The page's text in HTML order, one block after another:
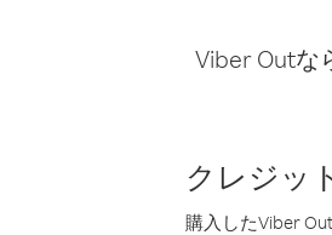
Viber Outな
クレジッ
購入したViber